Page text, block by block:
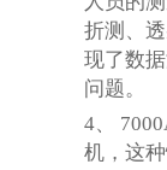
折测、
现了数
问题。
4、
机 ，这